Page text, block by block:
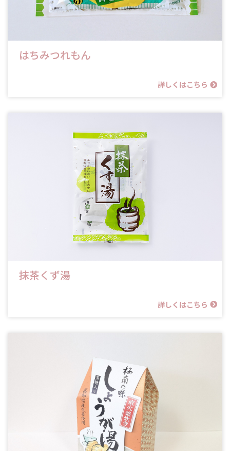
はちみつれもん
詳しくはこちら
抹茶くず湯
詳しくはこちら